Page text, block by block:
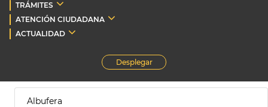
TRÁMITES
ATENCIÓN CIUDADANA
ACTUALIDAD
Desplegar
Albufera